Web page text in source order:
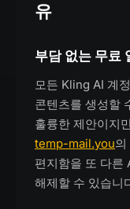
유
부담 없는 무료
모든 Kling AI 계
콘텐츠를 생성할
훌륭한 제안이지
temp-mail.you의
편지함을 또 다른
해제할 수 있습니